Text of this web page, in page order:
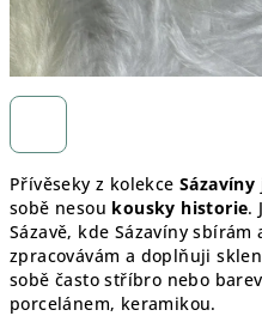
Přívěseky z kolekce Sázavíny
sobě nesou kousky historie.
Sázavě, kde Sázavíny
zpracovávám a doplňuji
sobě často stříbro nebo
porcelánem, keramikou.